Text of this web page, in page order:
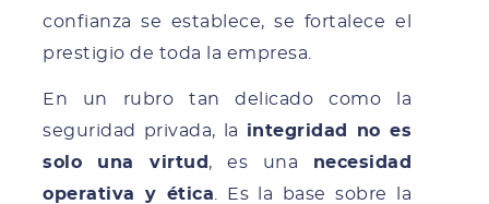
confianza se establece, se fortalece el
prestigio de toda la empresa.
En un rubro tan delicado como la
seguridad privada, la integridad no es
solo una virtud , es una necesidad
operativa y ética . Es la base sobre la